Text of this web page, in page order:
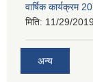
वार्षिक कार्यक्रम
मिति: 11/29/
अन्य